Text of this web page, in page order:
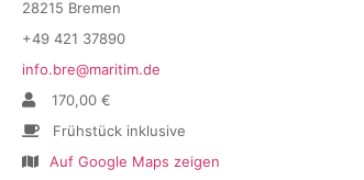
28215 Bremen
+49 421 37890
info.bre@maritim.de
170,00 €
Frühstück inklusive
Auf Google Maps zeigen